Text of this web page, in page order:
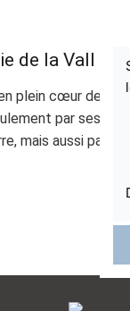
À BAQUEIRA
de la Vall
plein cœur des
par ses
mais aussi par sa